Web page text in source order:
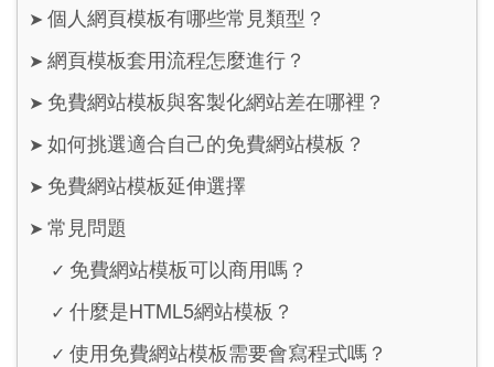
➤ 個人網頁模板有哪些常見類型？
➤ 網頁模板套用流程怎麼進行？
➤ 免費網站模板與客製化網站差在哪裡？
➤ 如何挑選適合自己的免費網站模板？
➤ 免費網站模板延伸選擇
➤ 常見問題
✓ 免費網站模板可以商用嗎？
✓ 什麼是HTML5網站模板？
✓ 使用免費網站模板需要會寫程式嗎？